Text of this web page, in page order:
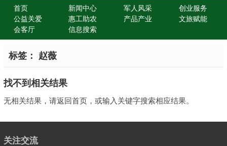
首页 新闻中心 军人风采
创业服务
公益关爱
惠工助农 产品产业
文旅赋能
会客厅
信息搜索
标签： 赵薇
找不到相关结果
无相关结果，请返回首页，或输入关键字搜索相应结果。
关注交流